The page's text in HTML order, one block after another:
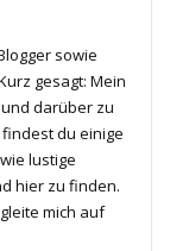
sowie
gesagt: Mein
darüber zu
du einige
lustige
hier zu finden.
mich auf